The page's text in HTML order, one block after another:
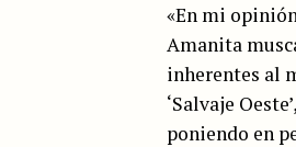
«En mi
Amanita
inherentes al
‘Salvaje
poniendo en